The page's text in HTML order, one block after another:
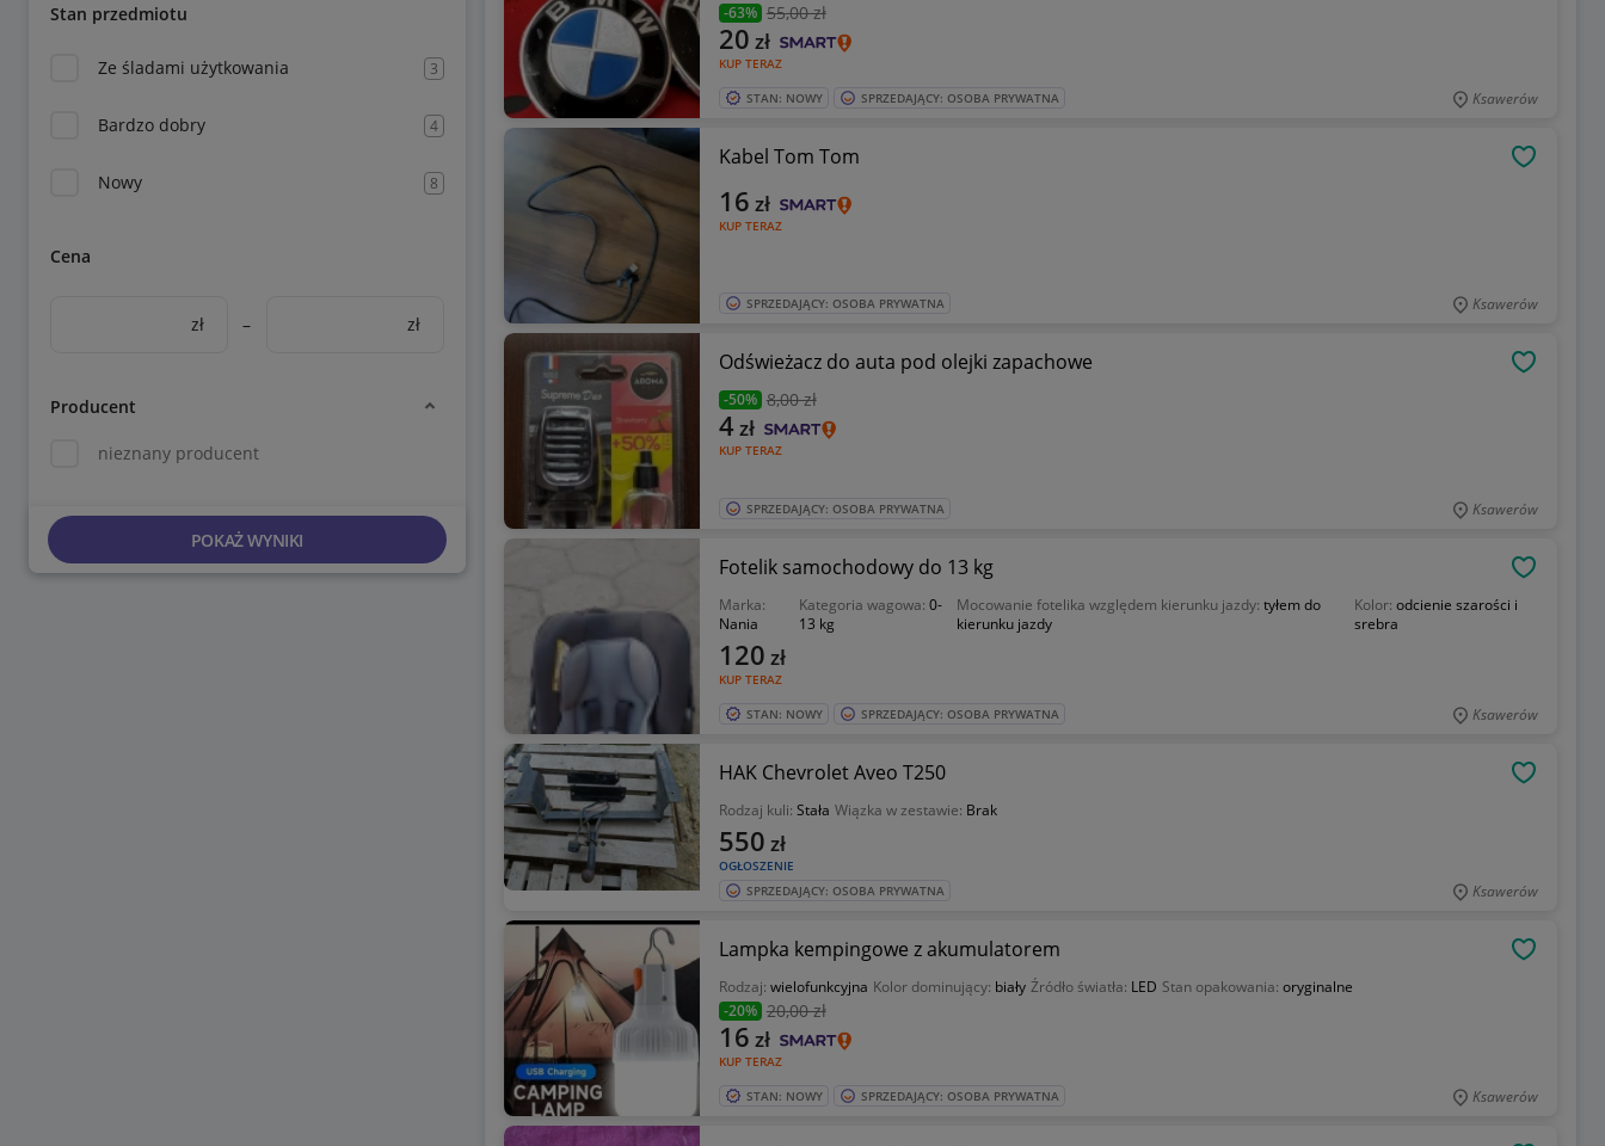
Stan przedmiotu
Ze śladami użytkowania 3
Bardzo dobry 4
Nowy 8
Cena
zł – zł
Producent
nieznany producent
POKAŻ WYNIKI
-63% 55,00 zł
KUP TERAZ
20 zł
STAN: NOWY SPRZEDAJĄCY: OSOBA PRYWATNA Ksawerów
Kabel Tom Tom
KUP TERAZ
16 zł
SPRZEDAJĄCY: OSOBA PRYWATNA Ksawerów
Odświeżacz do auta pod olejki zapachowe
-50% 8,00 zł
KUP TERAZ
4 zł
SPRZEDAJĄCY: OSOBA PRYWATNA Ksawerów
Fotelik samochodowy do 13 kg
Marka:
Nania
Kategoria wagowa:0-
13 kg
Mocowanie fotelika względem kierunku jazdy: tyłem do
kierunku jazdy
Kolor: odcienie szarości i
srebra
KUP TERAZ
120 zł
STAN: NOWY SPRZEDAJĄCY: OSOBA PRYWATNA Ksawerów
HAK Chevrolet Aveo T250
Rodzaj kuli: Stała Wiązka w zestawie: Brak
OGŁOSZENIE
550 zł
SPRZEDAJĄCY: OSOBA PRYWATNA Ksawerów
Lampka kempingowe z akumulatorem
Rodzaj: wielofunkcyjna Kolor dominujący: biały Źródło światła: LED Stan opakowania: oryginalne
-20% 20,00 zł
KUP TERAZ
16 zł
STAN: NOWY SPRZEDAJĄCY: OSOBA PRYWATNA Ksawerów